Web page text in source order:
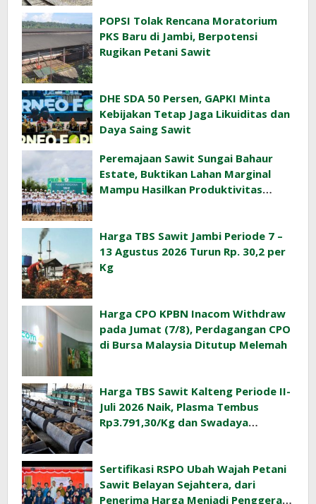
POPSI Tolak Rencana Moratorium
PKS Baru di Jambi, Berpotensi
Rugikan Petani Sawit
DHE SDA 50 Persen, GAPKI Minta
Kebijakan Tetap Jaga Likuiditas dan
Daya Saing Sawit
Peremajaan Sawit Sungai Bahaur
Estate, Buktikan Lahan Marginal
Mampu Hasilkan Produktivitas
Harga TBS Sawit Jambi Periode 7 –
13 Agustus 2026 Turun Rp. 30,2 per
Kg
Harga CPO KPBN Inacom Withdraw
pada Jumat (7/8), Perdagangan CPO
di Bursa Malaysia Ditutup Melemah
Harga TBS Sawit Kalteng Periode II-
Juli 2026 Naik, Plasma Tembus
Rp3.791,30/Kg dan Swadaya
Sertifikasi RSPO Ubah Wajah Petani
Sawit Belayan Sejahtera, dari
Penerima Harga Menjadi Penggerak